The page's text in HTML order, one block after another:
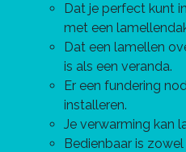
Dat je perfect kunt
met een
Dat een lamellen
is als een veranda.
Er een fundering
installeren.
Je verwarming kan
Bedienbaar is